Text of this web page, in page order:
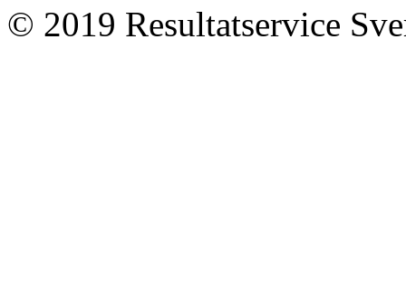
© 2019 Resultatservice